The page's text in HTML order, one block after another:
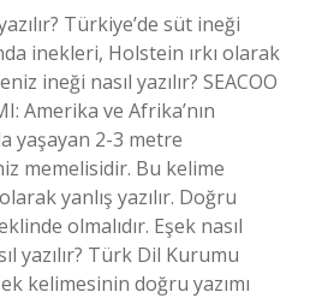
Türkiye’de süt ineği
inekleri, Holstein ırkı olarak
ineği nasıl yazılır? SEACOO
Amerika ve Afrika’nın
yaşayan 2-3 metre
memelisidir. Bu kelime
yanlış yazılır. Doğru
olmalıdır. Eşek nasıl
yazılır? Türk Dil Kurumu
kelimesinin doğru yazımı